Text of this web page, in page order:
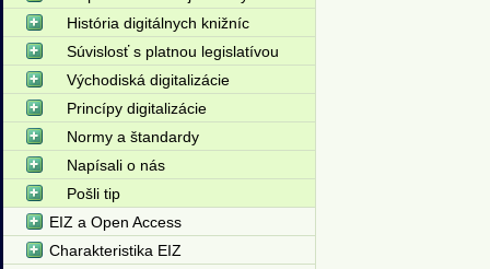
História digitálnych knižníc
Súvislosť s platnou legislatívou
Východiská digitalizácie
Princípy digitalizácie
Normy a štandardy
Napísali o nás
Pošli tip
EIZ a Open Access
Charakteristika EIZ